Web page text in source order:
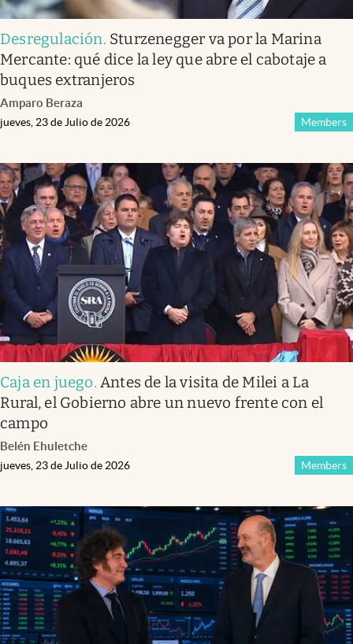
Desregulación. Sturzenegger va por la Marina
Mercante: qué dice la ley que abre el cabotaje a
buques extranjeros
Amparo Beraza
Members
jueves, 23 de Julio de 2026
Caja en juego.Antes de la visita de Milei a La
Rural, el Gobierno abre un nuevo frente con el
campo
Belén Ehuletche
Members
jueves, 23 de Julio de 2026